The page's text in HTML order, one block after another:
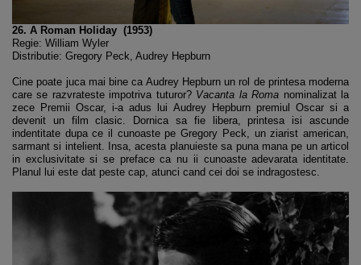
26. A Roman Holiday (1953)
Regie: William Wyler
Distributie: Gregory Peck, Audrey Hepburn
Cine poate juca mai bine ca Audrey Hepburn un rol de printesa moderna
care se razvrateste impotriva tuturor?Vacanta la Roma nominalizat la
zece Premii Oscar, i-a adus lui Audrey Hepburn premiul Oscar si a
devenit un film clasic. Dornica sa fie libera, printesa isi ascunde
indentitate dupa ce il cunoaste pe Gregory Peck, un ziarist american,
sarmant si intelient. Insa, acesta planuieste sa puna mana pe un articol
in exclusivitate si se preface ca nu ii cunoaste adevarata identitate.
Planul lui este dat peste cap, atunci cand cei doi se indragostesc.